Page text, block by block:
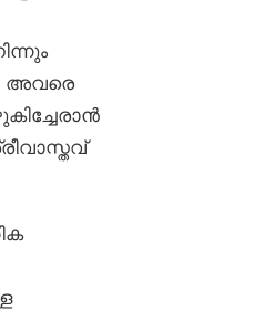
അവരെ